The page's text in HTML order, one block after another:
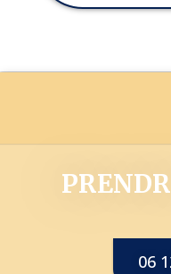
06